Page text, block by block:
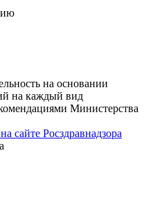
на основании
на каждый вид
Министерства
на сайте Росздравнадзора